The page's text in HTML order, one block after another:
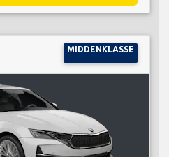
MIDDENKLASSE